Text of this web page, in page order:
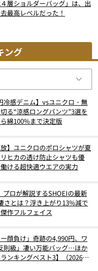
層ショルダーバッグ」は、出
最高レベルだった！
ング
冷感デニム】vsユニクロ・無
る“涼感ロングパンツ”3選を
綿100%まで決定版
】ユニクロのポロシャツが夏
ヒカの透け防止シャツも優
ける超快適ウエアの実力
プロが解説するSHOEIの最新
さとは？浮き上がり13%減で
作フルフェイス
顔負け」奇跡の4,990円、ワ
則級」凄い万能バッグ…ほか
ンキングベスト3】（2026年